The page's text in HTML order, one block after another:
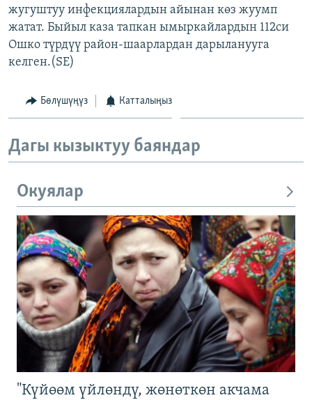
жугуштуу инфекциялардын айынан көз жуумп
жатат. Быйыл каза тапкан ымыркайлардын 112си
Ошко түрдүү район-шаарлардан дарыланууга
келген.(SE)
Бөлүшүңүз Катталыңыз
Дагы кызыктуу баяндар
Окуялар
"Күйөөм үйлөндү, жөнөткөн акчама